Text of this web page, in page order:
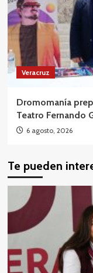
Veracruz
Dromomanía
Teatro Fernando
6 agosto, 2026
Te pueden